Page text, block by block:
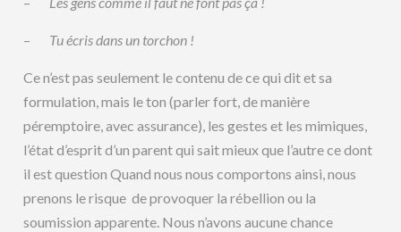
– Tu écris dans un torchon !
Ce n’est pas seulement le contenu de ce qui dit et sa
formulation, mais le ton (parler fort, de manière
péremptoire, avec assurance), les gestes et les mimiques,
l’état d’esprit d’un parent qui sait mieux que l’autre ce dont
il est question Quand nous nous comportons ainsi, nous
prenons le risque de provoquer la rébellion ou la
soumission apparente. Nous n’avons aucune chance